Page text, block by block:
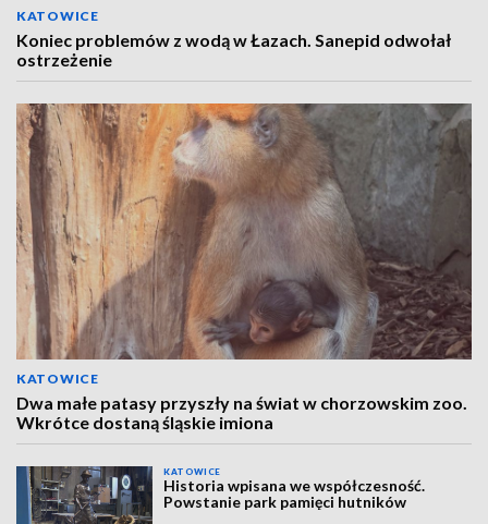
KATOWICE
Koniec problemów z wodą w Łazach. Sanepid odwołał
ostrzeżenie
KATOWICE
Dwa małe patasy przyszły na świat w chorzowskim zoo.
Wkrótce dostaną śląskie imiona
KATOWICE
Historia wpisana we współczesność.
Powstanie park pamięci hutników